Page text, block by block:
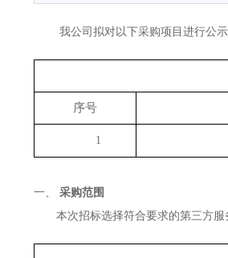
我公司拟对以下采购项目进行公
序号
1
一、
采购范围
本次招标选择符合要求的第三方